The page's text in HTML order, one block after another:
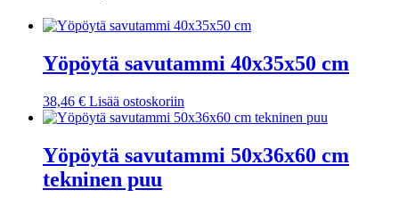
Yöpöytä savutammi 40x35x50 cm
38,46 € Lisää ostoskoriin
Yöpöytä savutammi 50x36x60 cm
tekninen puu